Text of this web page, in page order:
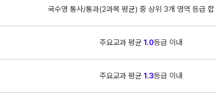
국수영 통사/통과(2과목 평균) 중 상위 3개 영역 등급 합
주요교과 평균 1.0등급 이내
주요교과 평균 1.3등급 이내